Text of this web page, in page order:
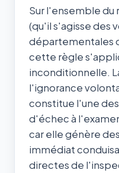
Sur l'ensemble du
(qu'il s'agisse des
départementales
cette règle
inconditionnelle.
l'ignorance
constitue l'une
d'échec à
car elle génère
immédiat
directes de